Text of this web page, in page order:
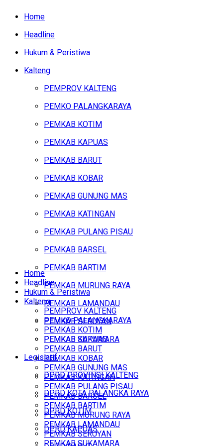
Home
Headline
Hukum & Peristiwa
Kalteng
PEMPROV KALTENG
PEMKO PALANGKARAYA
PEMKAB KOTIM
PEMKAB KAPUAS
PEMKAB BARUT
PEMKAB KOBAR
PEMKAB GUNUNG MAS
PEMKAB KATINGAN
PEMKAB PULANG PISAU
PEMKAB BARSEL
PEMKAB BARTIM
PEMKAB MURUNG RAYA
PEMKAB LAMANDAU
PEMKAB SERUYAN
PEMKAB SUKAMARA
Legislatif
DPRD PROVINSI KALTENG
DPRD KOTA PALANGKA RAYA
DPRD KOTIM
DPRD KAPUAS
Home
Headline
Hukum & Peristiwa
Kalteng
PEMPROV KALTENG
PEMKO PALANGKARAYA
PEMKAB KOTIM
PEMKAB KAPUAS
PEMKAB BARUT
PEMKAB KOBAR
PEMKAB GUNUNG MAS
PEMKAB KATINGAN
PEMKAB PULANG PISAU
PEMKAB BARSEL
PEMKAB BARTIM
PEMKAB MURUNG RAYA
PEMKAB LAMANDAU
PEMKAB SERUYAN
PEMKAB SUKAMARA